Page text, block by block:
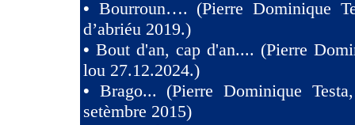
• Bourroun…. (Pierre Dominique
d’abriéu 2019.)
• Bout d'an, cap d'an.... (Pierre
lou 27.12.2024.)
• Brago... (Pierre Dominique
setèmbre 2015)